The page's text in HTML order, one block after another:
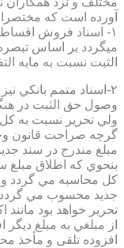
آورده است كه مختصرا
۱- اسناد فروش
الثبت نسبت به مابه
۲-اسناد متمم بانكي
وصول حق الثبت در
ولي تحرير نسبت به كل
گرچه صراحت قانون
مبلغ مندرج در سند
بنحوي كه اطلاق مبلغ
كل محاسبه مي گردد و
جديد محسوب مي گردد
تحرير خواهد بود
از مبلغي به مبلغ
افزوده تلقی و مأخذ